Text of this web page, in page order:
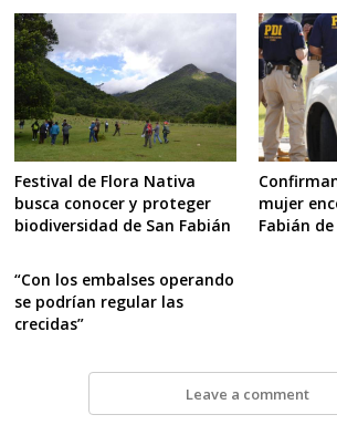
Festival de Flora Nativa
busca conocer y proteger
biodiversidad de San Fabián
mujer
Fabián
“Con los embalses operando
se podrían regular las
crecidas”
Leave a comment